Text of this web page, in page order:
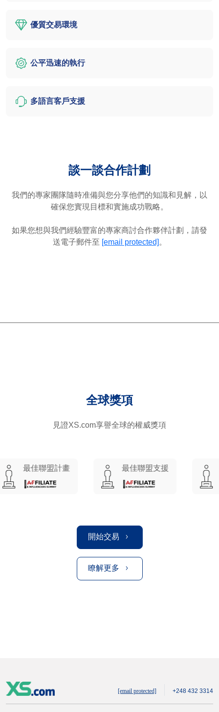
優質交易環境
公平迅速的執行
多語言客戶支援
談一談合作計劃
我們的專家團隊隨時准備與您分享他們的知識和見解，以
確保您實現目標和實施成功戰略。
如果您想與我們經驗豐富的專家商討合作夥伴計劃，請發
送電子郵件至 [email protected] 。
全球獎項
見證XS.com享譽全球的權威獎項
最佳聯盟計畫 最佳聯盟支援 最
開始交易
瞭解更多
[email protected] +248 432 3314